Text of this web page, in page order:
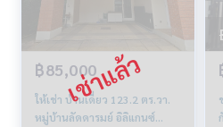
฿85,000
ให้เช่า บ้านเดี่ยว 123.2 ตร.วา.
หมู่บ้านลัดดารมย์ อิลิแกนซ์